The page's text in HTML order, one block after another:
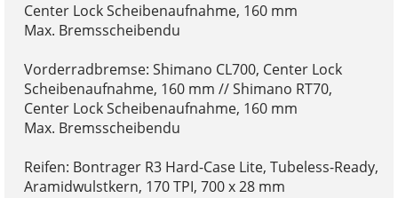
Center Lock Scheibenaufnahme, 160 mm
Max. Bremsscheibendu
Vorderradbremse: Shimano CL700, Center Lock
Scheibenaufnahme, 160 mm // Shimano RT70,
Center Lock Scheibenaufnahme, 160 mm
Max. Bremsscheibendu
Reifen: Bontrager R3 Hard-Case Lite, Tubeless-Ready,
Aramidwulstkern, 170 TPI, 700 x 28 mm